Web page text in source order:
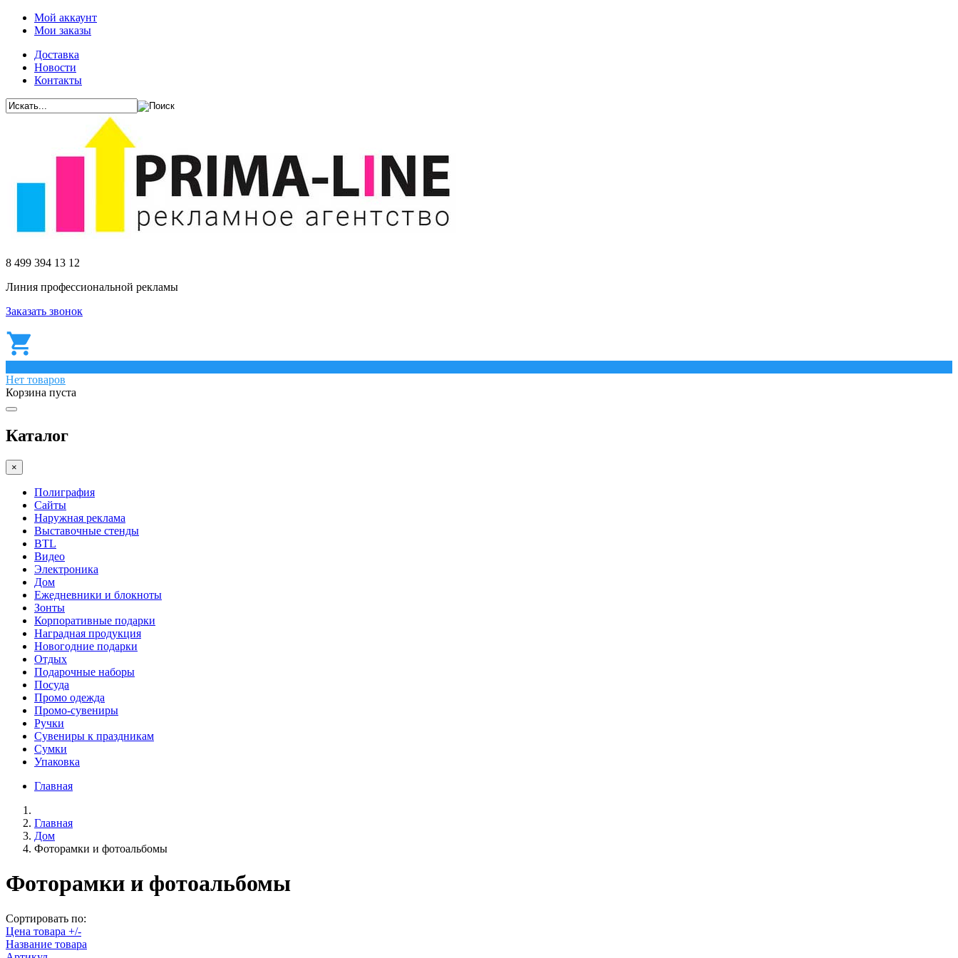
Мой аккаунт
Мои заказы
Доставка
Новости
Контакты
8 499 394 13 12
Линия профессиональной рекламы
Заказать звонок
Нет товаров
Корзина пуста
Каталог
×
Полиграфия
Сайты
Наружная реклама
Выставочные стенды
BTL
Видео
Электроника
Дом
Ежедневники и блокноты
Зонты
Корпоративные подарки
Наградная продукция
Новогодние подарки
Отдых
Подарочные наборы
Посуда
Промо одежда
Промо-сувениры
Ручки
Сувениры к праздникам
Сумки
Упаковка
Главная
Главная
Дом
Фоторамки и фотоальбомы
Фоторамки и фотоальбомы
Сортировать по:
Цена товара +/-
Название товара